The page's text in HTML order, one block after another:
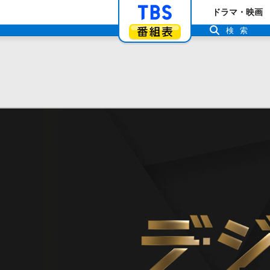
「TBSテレビ」ト
番組表
ドラマ・映画
検索